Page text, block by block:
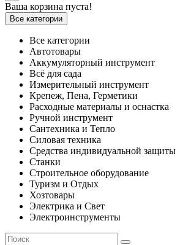
Ваша корзина пуста!
Все категории
Все категории
Автотовары
Аккумуляторный инструмент
Всё для сада
Измерительный инструмент
Крепеж, Пена, Герметики
Расходные материалы и оснастка
Ручной инструмент
Сантехника и Тепло
Силовая техника
Средства индивидуальной защиты
Станки
Строительное оборудование
Туризм и Отдых
Хозтовары
Электрика и Свет
Электроинструменты